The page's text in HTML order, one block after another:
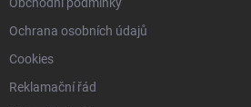
Obchodní podmínky
Ochrana osobních údajů
Cookies
Reklamační řád